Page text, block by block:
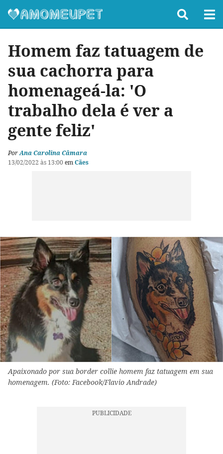
Homem faz tatuagem de
sua cachorra para
homenageá-la: 'O
trabalho dela é ver a
gente feliz'
PorAna Carolina Câmara
13/02/2022 às 13:00 emCães
Apaixonado por sua border collie homem faz tatuagem em sua
homenagem. (Foto: Facebook/Flavio Andrade)